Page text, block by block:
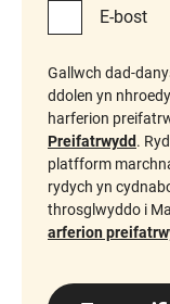
E-bost
Gallwch dad-
ddolen yn
harferion
Preifatrwydd.
platfform
rydych yn
throsglwyddo i
arferion